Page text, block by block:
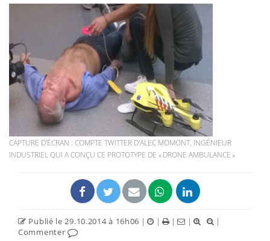
CAPTURE D'ÉCRAN : COMPTE TWITTER D'ALEC MOMONT, INGÉNIEUR
INDUSTRIEL QUI A CONÇU CE PROTOTYPE DE « DRONE AMBULANCE »
Publié le 29.10.2014 à 16h06 | | | |
|
Commenter